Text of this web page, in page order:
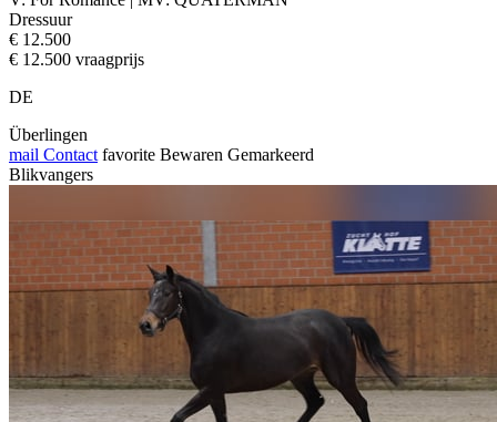
Dressuur
€ 12.500
€ 12.500 vraagprijs
DE
Überlingen
mail Contact favorite Bewaren Gemarkeerd
Blikvangers